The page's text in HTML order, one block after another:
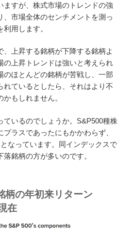
ますが、株式市場のトレンドの強
、市場全体のセンチメントを測っ
用します。
、上昇する銘柄が下降する銘柄よ
の上昇トレンドは強いと考えられ
のほとんどの銘柄が苦戦し、一部
れているとしたら、それはより不
もしれません。
ているのでしょうか。S&P500種株
ラスであったにもかかわらず、
なっています。同インデックスで
銘柄の方が多いのです。
柄の年初来リターン
在